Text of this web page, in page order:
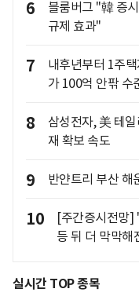
6
블룸버그 "韓 증
규제 효과"
7
내후년부터 1주
가 100억 안팎 수
8
삼성전자, 美 테
재 확보 속도
9 반얀트리 부산 해
10
[주간증시전망
등 뒤 더 막막해
실시간 TOP 종목